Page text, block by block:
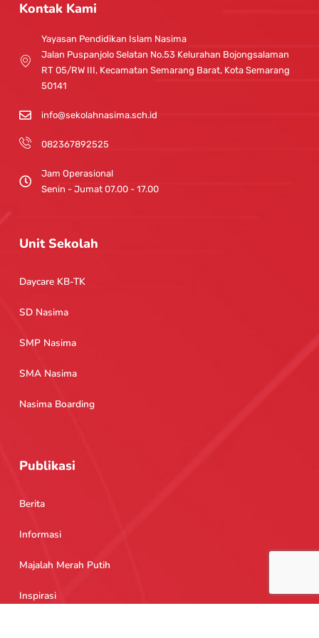
a
g
r
a
m
u
b
e
Kontak Kami
Yayasan Pendidikan Islam Nasima
Jalan Puspanjolo Selatan No.53 Kelurahan Bojongsalaman
RT 05/RW III, Kecamatan Semarang Barat, Kota Semarang
50141
info@sekolahnasima.sch.id
082367892525
Jam Operasional
Senin - Jumat 07.00 - 17.00
Unit Sekolah
Daycare KB-TK
SD Nasima
SMP Nasima
SMA Nasima
Nasima Boarding
Publikasi
Berita
Informasi
Majalah Merah Putih
Inspirasi